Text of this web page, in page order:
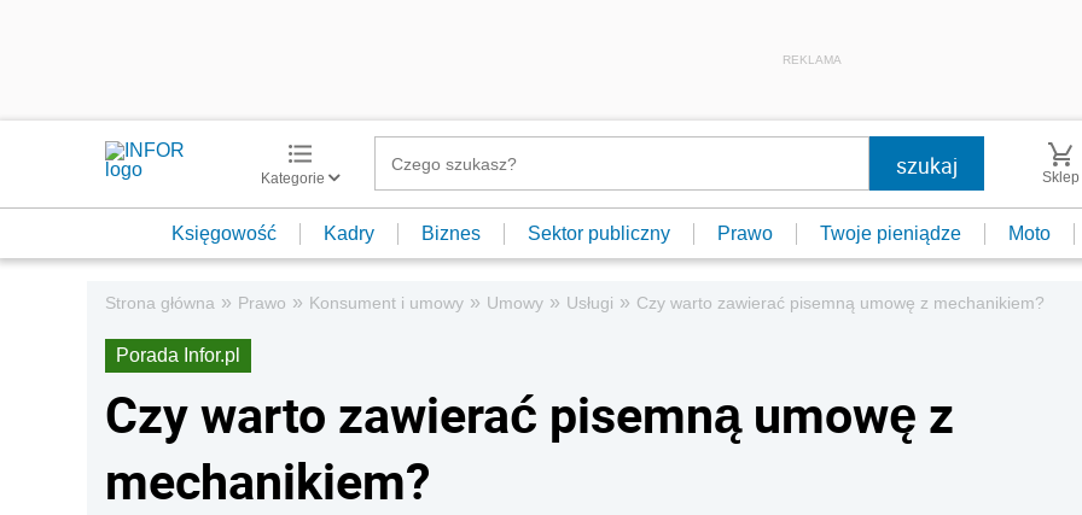
REKLAMA
Kategorie Sklep
Księgowość Kadry Biznes Sektor publiczny Prawo Twoje pieniądze Moto
Strona główna » Prawo » Konsument i umowy » Umowy » Usługi » Czy warto zawierać pisemną umowę z mechanikiem?
Porada Infor.pl
Czy warto zawierać pisemną umowę z
mechanikiem?